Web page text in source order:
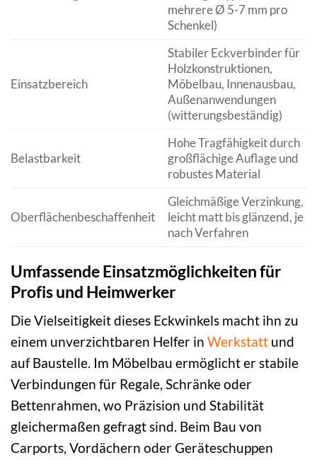
mehrere Ø 5-7 mm pro
Schenkel)
Einsatzbereich
Stabiler Eckverbinder für
Holzkonstruktionen,
Möbelbau, Innenausbau,
Außenanwendungen
(witterungsbeständig)
Belastbarkeit
Hohe Tragfähigkeit durch
großflächige Auflage und
robustes Material
Oberflächenbeschaffenheit
Gleichmäßige Verzinkung,
leicht matt bis glänzend, je
nach Verfahren
Umfassende Einsatzmöglichkeiten für
Profis und Heimwerker
Die Vielseitigkeit dieses Eckwinkels macht ihn zu
einem unverzichtbaren Helfer in Werkstatt und
auf Baustelle. Im Möbelbau ermöglicht er stabile
Verbindungen für Regale, Schränke oder
Bettenrahmen, wo Präzision und Stabilität
gleichermaßen gefragt sind. Beim Bau von
Carports, Vordächern oder Geräteschuppen